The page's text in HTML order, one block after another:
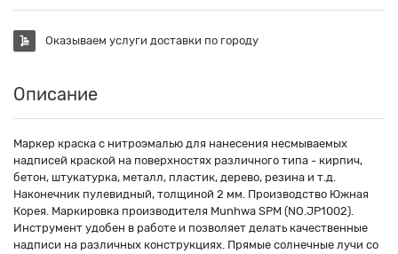
Оказываем услуги доставки по городу
Описание
Маркер краска с нитроэмалью для нанесения несмываемых
надписей краской на поверхностях различного типа - кирпич,
бетон, штукатурка, металл, пластик, дерево, резина и т.д.
Наконечник пулевидный, толщиной 2 мм. Производство Южная
Корея. Маркировка производителя Munhwa SPM (NO.JP1002).
Инструмент удобен в работе и позволяет делать качественные
надписи на различных конструкциях. Прямые солнечные лучи со